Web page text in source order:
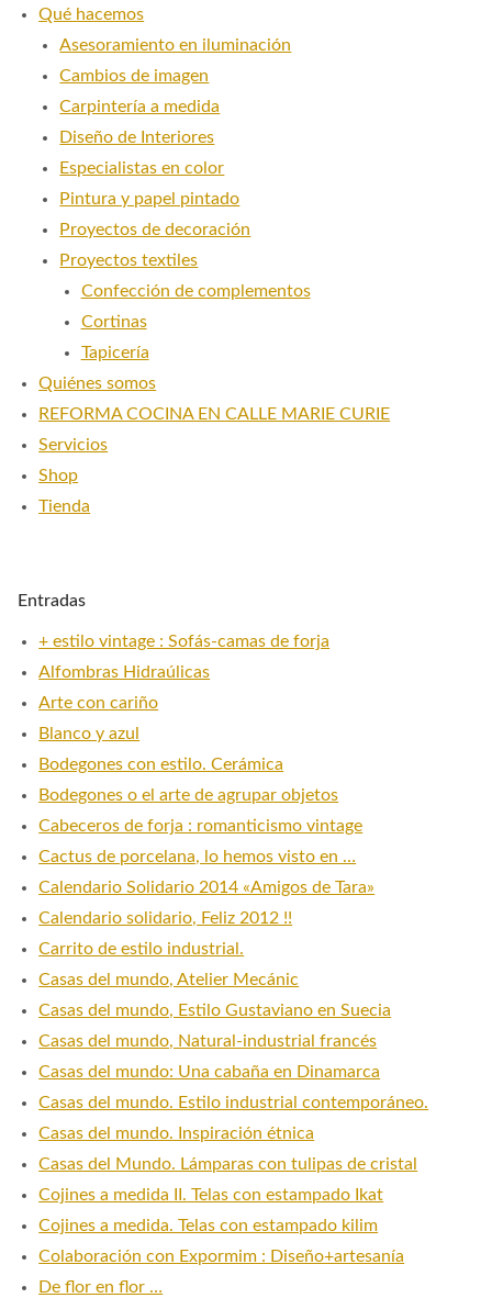
Qué hacemos
Asesoramiento en iluminación
Cambios de imagen
Carpintería a medida
Diseño de Interiores
Especialistas en color
Pintura y papel pintado
Proyectos de decoración
Proyectos textiles
Confección de complementos
Cortinas
Tapicería
Quiénes somos
REFORMA COCINA EN CALLE MARIE CURIE
Servicios
Shop
Tienda
Entradas
+ estilo vintage : Sofás-camas de forja
Alfombras Hidraúlicas
Arte con cariño
Blanco y azul
Bodegones con estilo. Cerámica
Bodegones o el arte de agrupar objetos
Cabeceros de forja : romanticismo vintage
Cactus de porcelana, lo hemos visto en …
Calendario Solidario 2014 «Amigos de Tara»
Calendario solidario, Feliz 2012 !!
Carrito de estilo industrial.
Casas del mundo, Atelier Mecánic
Casas del mundo, Estilo Gustaviano en Suecia
Casas del mundo, Natural-industrial francés
Casas del mundo: Una cabaña en Dinamarca
Casas del mundo. Estilo industrial contemporáneo.
Casas del mundo. Inspiración étnica
Casas del Mundo. Lámparas con tulipas de cristal
Cojines a medida II. Telas con estampado Ikat
Cojines a medida. Telas con estampado kilim
Colaboración con Expormim : Diseño+artesanía
De flor en flor …